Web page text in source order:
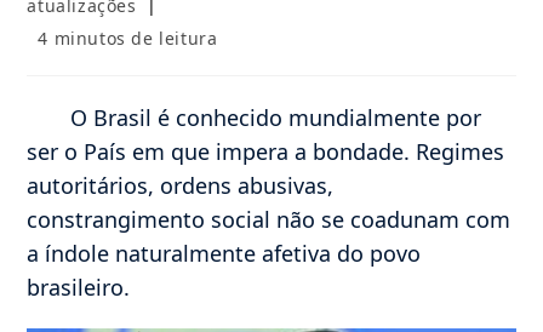
atualizações
Tempo
4 minutos de leitura
O Brasil é conhecido mundialmente por
ser o País em que impera a bondade. Regimes
autoritários, ordens abusivas,
constrangimento social não se coadunam com
a índole naturalmente afetiva do povo
brasileiro.